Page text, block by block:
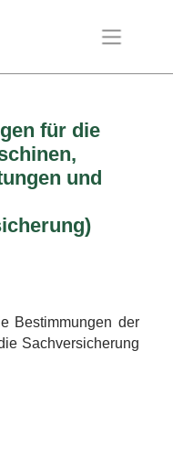
für die
und
Bestimmungen der
Sachversicherung